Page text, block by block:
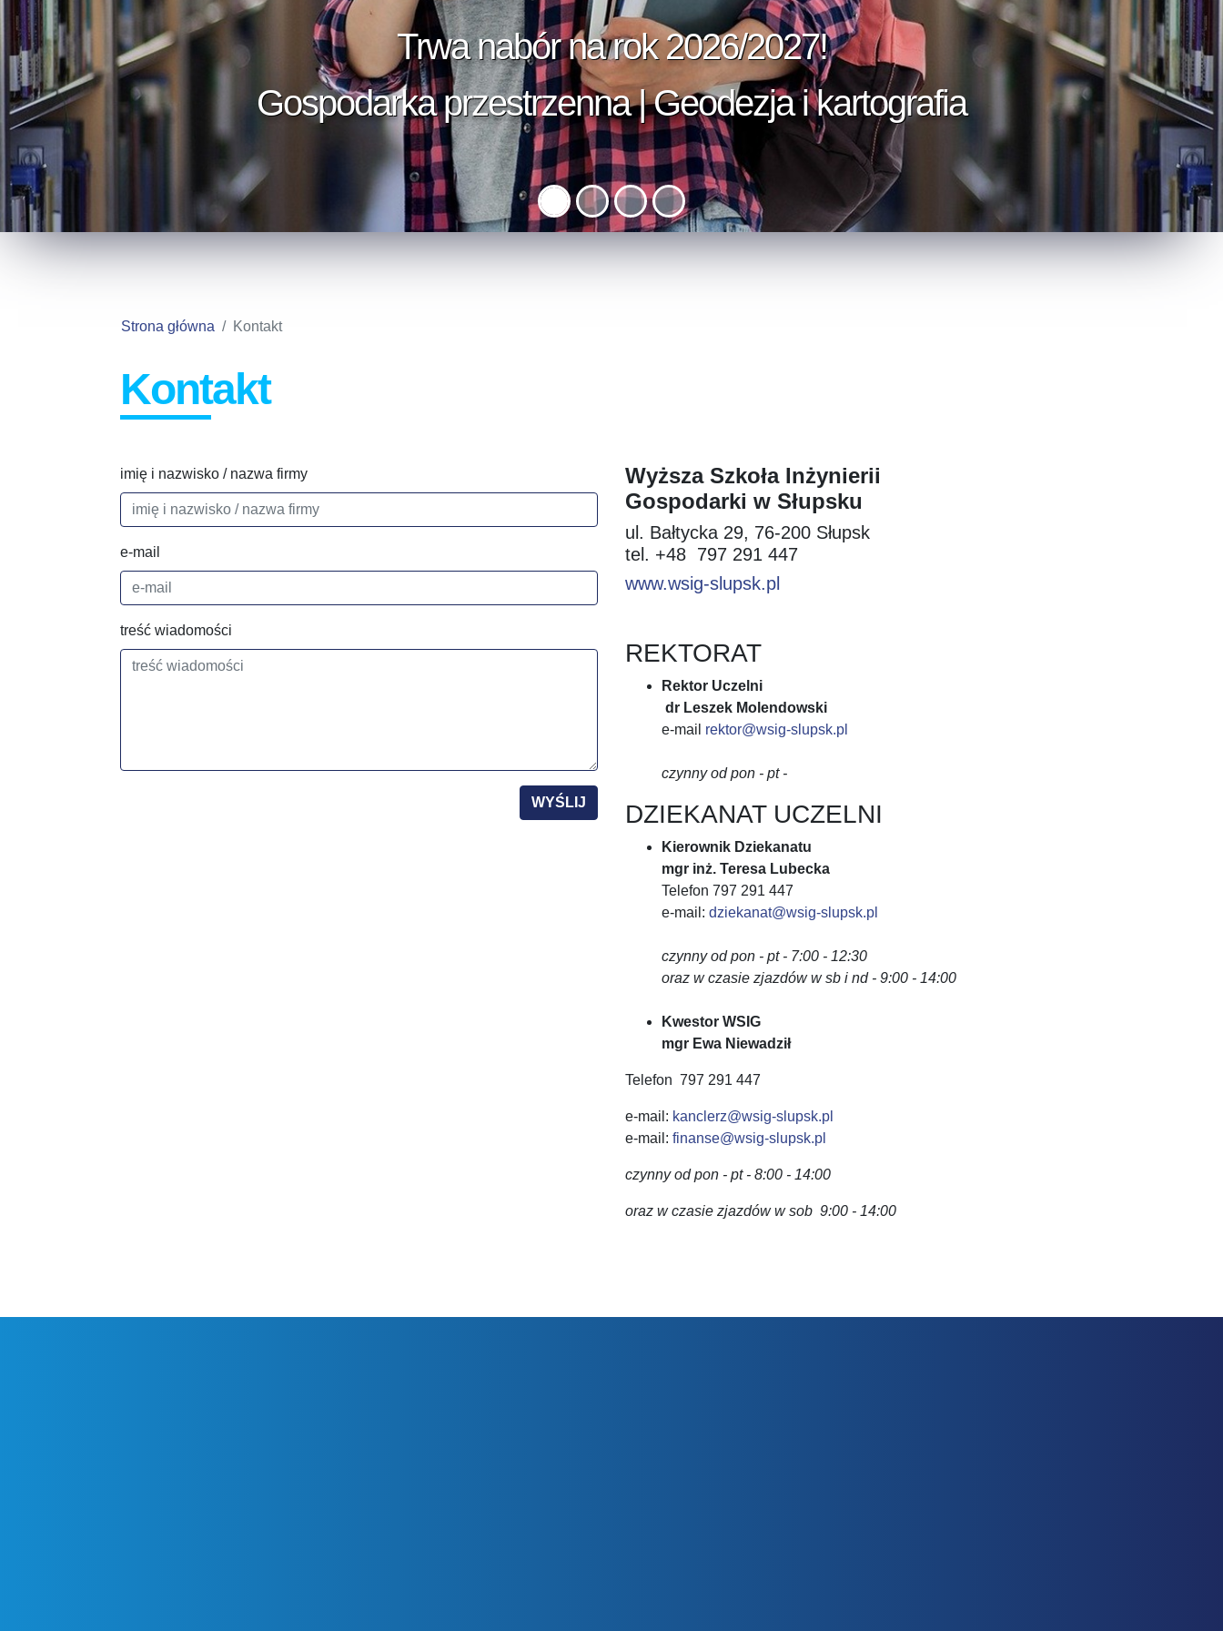
Trwa nabór na rok 2026/2027!
Gospodarka przestrzenna | Geodezja i kartografia
Zostań operatorem drona!
Strona główna Kontakt
Kontakt
imię i nazwisko / nazwa firmy
e-mail
treść wiadomości
WYŚLIJ
Wyższa Szkoła Inżynierii
Gospodarki w Słupsku
ul. Bałtycka 29, 76-200 Słupsk
tel. +48 797 291 447
www.wsig-slupsk.pl
REKTORAT
Rektor Uczelni
dr Leszek Molendowski
e-mail rektor@wsig-slupsk.pl
czynny od pon - pt -
DZIEKANAT UCZELNI
Kierownik Dziekanatu
mgr inż. Teresa Lubecka
Telefon 797 291 447
e-mail: dziekanat@wsig-slupsk.pl
czynny od pon - pt - 7:00 - 12:30
oraz w czasie zjazdów w sb i nd - 9:00 - 14:00
Kwestor WSIG
mgr Ewa Niewadził
Telefon 797 291 447
e-mail: kanclerz@wsig-slupsk.pl
e-mail: finanse@wsig-slupsk.pl
czynny od pon - pt - 8:00 - 14:00
oraz w czasie zjazdów w sob 9:00 - 14:00